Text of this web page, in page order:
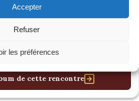
Accepter
Refuser
les préférences
de cette rencontre